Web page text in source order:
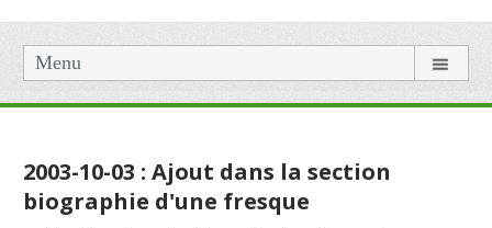
Menu
2003-10-03 : Ajout dans la section
biographie d'une fresque